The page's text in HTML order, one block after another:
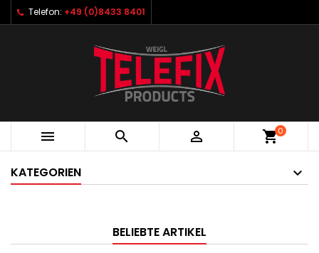
Telefon: +49 (0)8433 8401
   shopping_cart0
KATEGORIEN
BELIEBTE ARTIKEL